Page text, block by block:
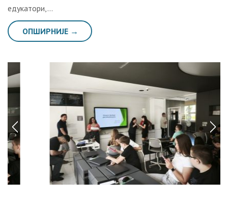
едукатори,…
ОПШИРНИЈЕ →